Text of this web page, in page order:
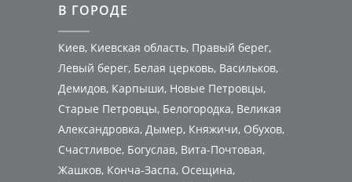
В ГОРОДЕ
Киев, Киевская область, Правый берег,
Левый берег, Белая церковь, Васильков,
Демидов, Карпыши, Новые Петровцы,
Старые Петровцы, Белогородка, Великая
Александровка, Дымер, Княжичи, Обухов,
Счастливое, Богуслав, Вита-Почтовая,
Жашков, Конча-Заспа, Осещина,